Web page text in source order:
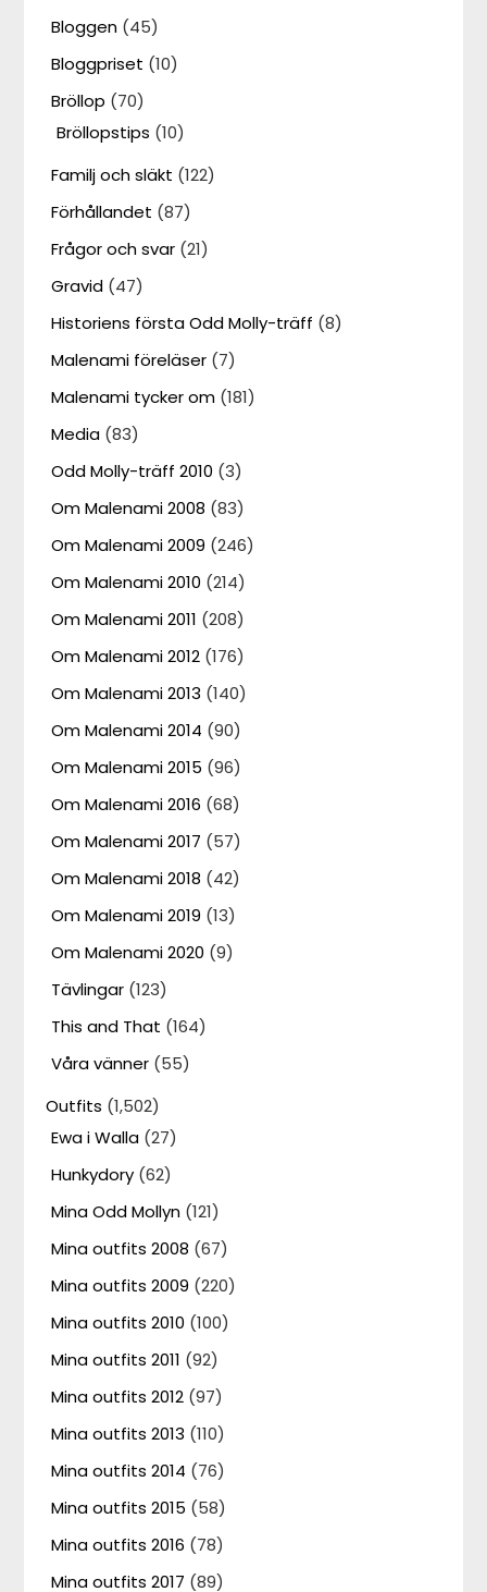
Bloggen (45)
Bloggpriset (10)
Bröllop (70)
Bröllopstips (10)
Familj och släkt (122)
Förhållandet (87)
Frågor och svar (21)
Gravid (47)
Historiens första Odd Molly-träff (8)
Malenami föreläser (7)
Malenami tycker om (181)
Media (83)
Odd Molly-träff 2010 (3)
Om Malenami 2008 (83)
Om Malenami 2009 (246)
Om Malenami 2010 (214)
Om Malenami 2011 (208)
Om Malenami 2012 (176)
Om Malenami 2013 (140)
Om Malenami 2014 (90)
Om Malenami 2015 (96)
Om Malenami 2016 (68)
Om Malenami 2017 (57)
Om Malenami 2018 (42)
Om Malenami 2019 (13)
Om Malenami 2020 (9)
Tävlingar (123)
This and That (164)
Våra vänner (55)
Outfits (1,502)
Ewa i Walla (27)
Hunkydory (62)
Mina Odd Mollyn (121)
Mina outfits 2008 (67)
Mina outfits 2009 (220)
Mina outfits 2010 (100)
Mina outfits 2011 (92)
Mina outfits 2012 (97)
Mina outfits 2013 (110)
Mina outfits 2014 (76)
Mina outfits 2015 (58)
Mina outfits 2016 (78)
Mina outfits 2017 (89)